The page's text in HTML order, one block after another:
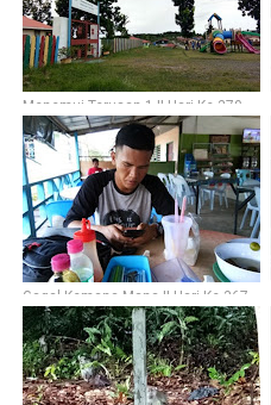
Menemui Terusan 1 || Hari Ke-370
Gagal Kemana-Mana || Hari Ke-367